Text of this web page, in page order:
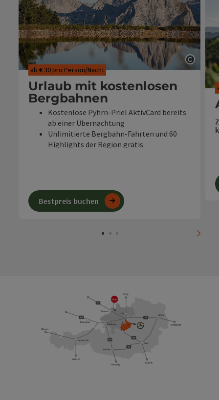
ab € 30 pro Person/Nacht
Urlaub mit kostenlosen
Bergbahnen
Kostenlose Pyhrn-Priel AktivCard bereits
ab einer Übernachtung
Unlimitierte Bergbahn-Fahrten und 60
Highlights der Region gratis
Bestpreis buchen